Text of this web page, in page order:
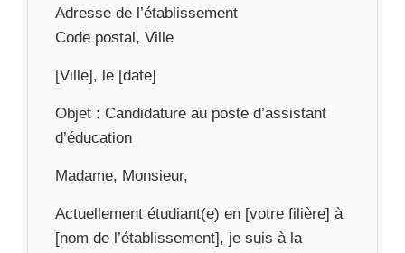
Adresse de l’établissement
Code postal, Ville
[Ville], le [date]
Objet : Candidature au poste d’assistant
d’éducation
Madame, Monsieur,
Actuellement étudiant(e) en [votre filière] à
[nom de l’établissement], je suis à la